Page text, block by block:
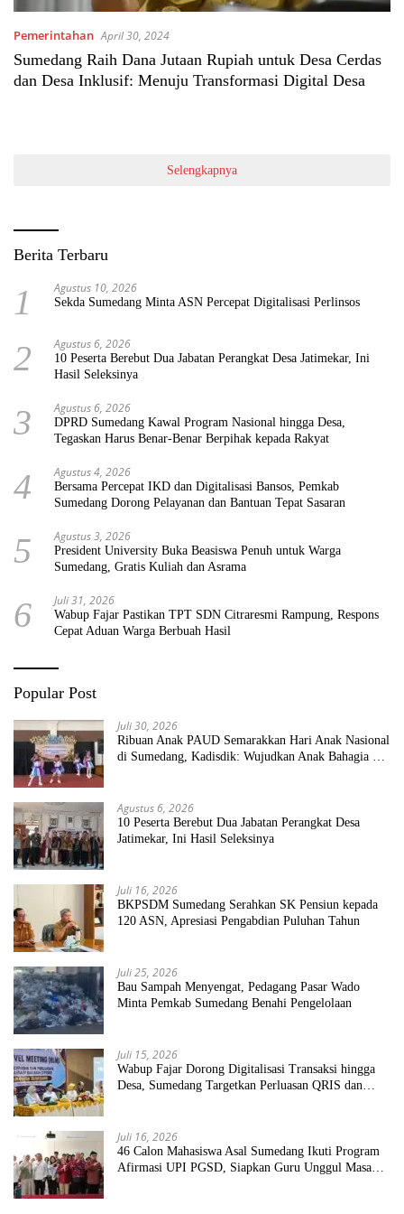
Pemerintahan April 30, 2024
Sumedang Raih Dana Jutaan Rupiah untuk Desa Cerdas
dan Desa Inklusif: Menuju Transformasi Digital Desa
Selengkapnya
Berita Terbaru
1 Agustus 10, 2026
Sekda Sumedang Minta ASN Percepat Digitalisasi Perlinsos
2 Agustus 6, 2026
10 Peserta Berebut Dua Jabatan Perangkat Desa Jatimekar, Ini
Hasil Seleksinya
3 Agustus 6, 2026
DPRD Sumedang Kawal Program Nasional hingga Desa,
Tegaskan Harus Benar-Benar Berpihak kepada Rakyat
4 Agustus 4, 2026
Bersama Percepat IKD dan Digitalisasi Bansos, Pemkab
Sumedang Dorong Pelayanan dan Bantuan Tepat Sasaran
5 Agustus 3, 2026
President University Buka Beasiswa Penuh untuk Warga
Sumedang, Gratis Kuliah dan Asrama
6 Juli 31, 2026
Wabup Fajar Pastikan TPT SDN Citraresmi Rampung, Respons
Cepat Aduan Warga Berbuah Hasil
Popular Post
Juli 30, 2026
Ribuan Anak PAUD Semarakkan Hari Anak Nasional
di Sumedang, Kadisdik: Wujudkan Anak Bahagia dan
Agustus 6, 2026
10 Peserta Berebut Dua Jabatan Perangkat Desa
Jatimekar, Ini Hasil Seleksinya
Juli 16, 2026
BKPSDM Sumedang Serahkan SK Pensiun kepada
120 ASN, Apresiasi Pengabdian Puluhan Tahun
Juli 25, 2026
Bau Sampah Menyengat, Pedagang Pasar Wado
Minta Pemkab Sumedang Benahi Pengelolaan
Juli 15, 2026
Wabup Fajar Dorong Digitalisasi Transaksi hingga
Desa, Sumedang Targetkan Perluasan QRIS dan
Juli 16, 2026
46 Calon Mahasiswa Asal Sumedang Ikuti Program
Afirmasi UPI PGSD, Siapkan Guru Unggul Masa